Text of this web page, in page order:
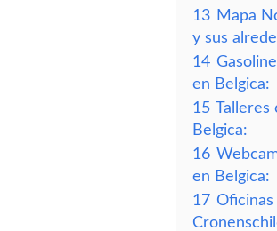
13 Mapa
y sus
14
en Belgica:
15 Talleres
Belgica:
16
en Belgica:
17 Oficinas